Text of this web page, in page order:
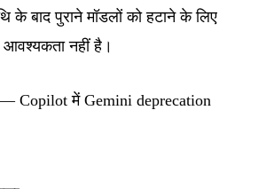
के बाद पुराने मॉडलों को हटाने के लिए
आवश्यकता नहीं है।
Copilot में Gemini deprecation